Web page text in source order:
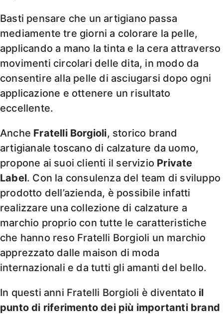
Basti pensare che un artigiano passa
mediamente tre giorni a colorare la pelle,
applicando a mano la tinta e la cera attraverso
movimenti circolari delle dita, in modo da
consentire alla pelle di asciugarsi dopo ogni
applicazione e ottenere un risultato
eccellente.
Anche Fratelli Borgioli, storico brand
artigianale toscano di calzature da uomo,
propone ai suoi clienti il servizio Private
Label. Con la consulenza del team di sviluppo
prodotto dell’azienda, è possibile infatti
realizzare una collezione di calzature a
marchio proprio con tutte le caratteristiche
che hanno reso Fratelli Borgioli un marchio
apprezzato dalle maison di moda
internazionali e da tutti gli amanti del bello.
In questi anni Fratelli Borgioli è diventato il
punto di riferimento dei più importanti brand